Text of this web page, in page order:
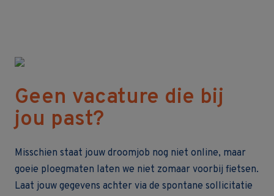
Geen vacature die bij
jou past?
Misschien staat jouw droomjob nog niet online, maar
goeie ploegmaten laten we niet zomaar voorbij fietsen.
Laat jouw gegevens achter via de spontane sollicitatie